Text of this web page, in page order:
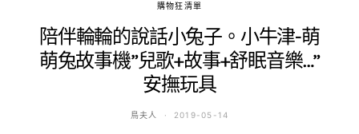
購物狂清單
陪伴輪輪的說話小兔子。小牛津-萌
萌兔故事機”兒歌+故事+舒眠音樂…”
安撫玩具
鳥夫人 2019-05-14